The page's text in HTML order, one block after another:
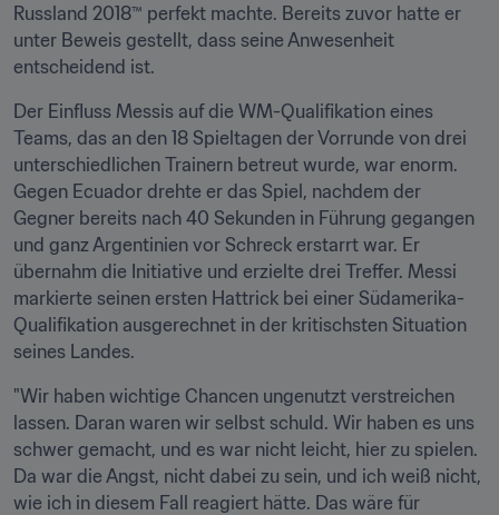
Russland 2018™ perfekt machte. Bereits zuvor hatte er
unter Beweis gestellt, dass seine Anwesenheit
entscheidend ist.
Der Einfluss Messis auf die WM-Qualifikation eines
Teams, das an den 18 Spieltagen der Vorrunde von drei
unterschiedlichen Trainern betreut wurde, war enorm.
Gegen Ecuador drehte er das Spiel, nachdem der
Gegner bereits nach 40 Sekunden in Führung gegangen
und ganz Argentinien vor Schreck erstarrt war. Er
übernahm die Initiative und erzielte drei Treffer. Messi
markierte seinen ersten Hattrick bei einer Südamerika-
Qualifikation ausgerechnet in der kritischsten Situation
seines Landes.
"Wir haben wichtige Chancen ungenutzt verstreichen
lassen. Daran waren wir selbst schuld. Wir haben es uns
schwer gemacht, und es war nicht leicht, hier zu spielen.
Da war die Angst, nicht dabei zu sein, und ich weiß nicht,
wie ich in diesem Fall reagiert hätte. Das wäre für